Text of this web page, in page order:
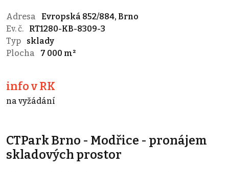
Adresa
Evropská 852/884, Brno
Ev. č.
RT1280-KB-8309-3
Typ
sklady
Plocha
7 000 m²
info v RK
na vyžádání
CTPark Brno - Modřice - pronájem
skladových prostor